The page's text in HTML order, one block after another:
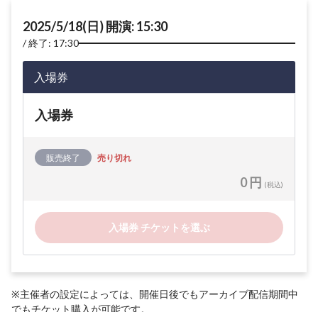
2025/5/18(日) 開演: 15:30
終了: 17:30
入場券
入場券
販売終了 売り切れ
0 円 (税込)
入場券 チケットを選ぶ
※主催者の設定によっては、開催日後でもアーカイブ配信期間中
でもチケット購入が可能です。